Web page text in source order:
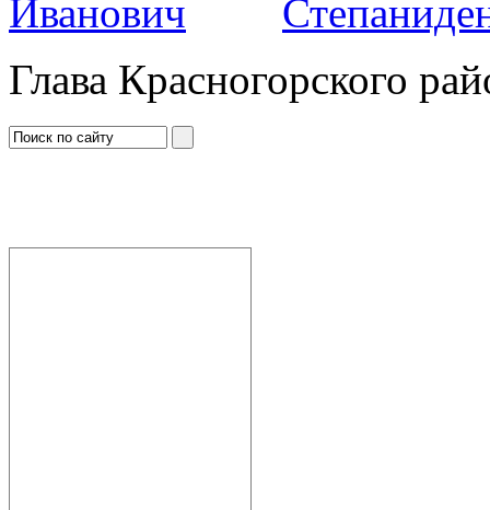
Глава Красногорского